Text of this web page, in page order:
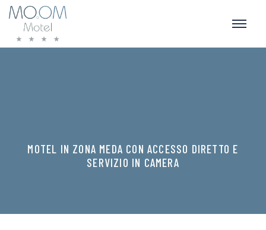
MOTEL IN ZONA MEDA CON ACCESSO DIRETTO E
SERVIZIO IN CAMERA